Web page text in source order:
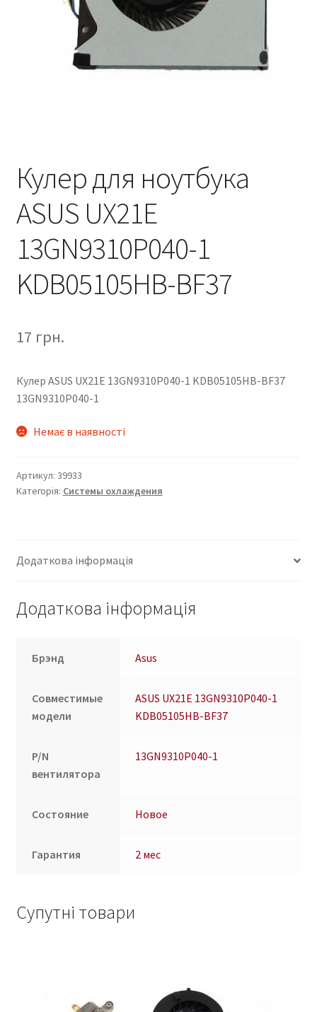
Кулер для ноутбука
ASUS UX21E
13GN9310P040-1
KDB05105HB-BF37
17 грн.
Кулер ASUS UX21E 13GN9310P040-1 KDB05105HB-BF37
13GN9310P040-1
Немає в наявності
Артикул: 39933
Категорія: Системы охлаждения
Додаткова інформація
Додаткова інформація
Брэнд Asus
Совместимые
модели
ASUS UX21E 13GN9310P040-1
KDB05105HB-BF37
P/N
вентилятора
13GN9310P040-1
Состояние Новое
Гарантия 2 мес
Супутні товари